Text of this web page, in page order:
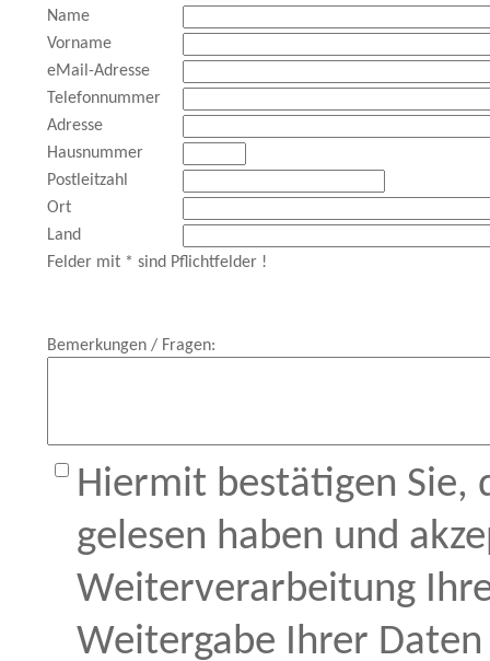
Name
Vorname
eMail-Adresse
Telefonnummer
Adresse
Hausnummer
Postleitzahl
Ort
Land
Felder mit * sind Pflichtfelder !
Bemerkungen / Fragen:
Hiermit bestätigen Sie,
gelesen haben und
Weiterverarbeitung
Weitergabe Ihrer